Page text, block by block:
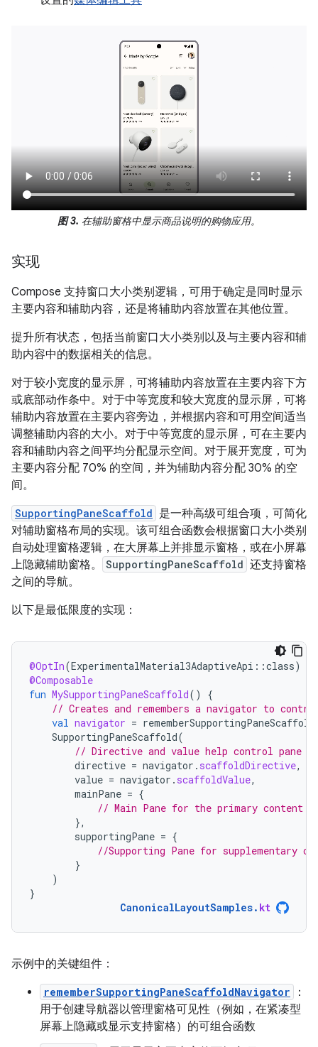
图 3. 在辅助窗格中显示商品说明的购物应用。
实现
Compose 支持窗口大小类别逻辑，可用于确定是同时显示
主要内容和辅助内容，还是将辅助内容放置在其他位置。
提升所有状态，包括当前窗口大小类别以及与主要内容和辅
助内容中的数据相关的信息。
对于较小宽度的显示屏，可将辅助内容放置在主要内容下方
或底部动作条中。对于中等宽度和较大宽度的显示屏，可将
辅助内容放置在主要内容旁边，并根据内容和可用空间适当
调整辅助内容的大小。对于中等宽度的显示屏，可在主要内
容和辅助内容之间平均分配显示空间。对于展开宽度，可为
主要内容分配 70% 的空间，并为辅助内容分配 30% 的空
间。
SupportingPaneScaffold 是一种高级可组合项，可简化
对辅助窗格布局的实现。该可组合函数会根据窗口大小类别
自动处理窗格逻辑，在大屏幕上并排显示窗格，或在小屏幕
上隐藏辅助窗格。
SupportingPaneScaffold 还支持窗格
之间的导航。
以下是最低限度的实现：
@OptIn(ExperimentalMaterial3AdaptiveApi ::class)
@Composable
fun MySupportingPaneScaffold()
{
// Creates and remembers a navigator to
val navigator =
SupportingPaneScaffold(
// Directive and value help control pane
directive = navigator . scaffoldDirective,
value = navigator . scaffoldValue,
mainPane = {
// Main Pane for the primary content
},
supportingPane = {
//Supporting Pane for supplementary
}
)
}
CanonicalLayoutSamples. kt
示例中的关键组件：
rememberSupportingPaneScaffoldNavigator
：
用于创建导航器以管理窗格可见性（例如，在紧凑型
屏幕上隐藏或显示支持窗格）的可组合函数